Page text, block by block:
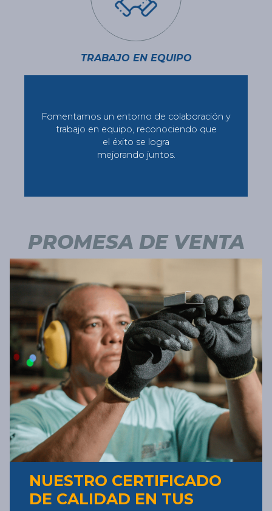
TRABAJO EN EQUIPO
Fomentamos un entorno de colaboración y
trabajo en equipo, reconociendo que
el éxito se logra
mejorando juntos.
PROMESA DE VENTA
NUESTRO CERTIFICADO
DE CALIDAD EN TUS